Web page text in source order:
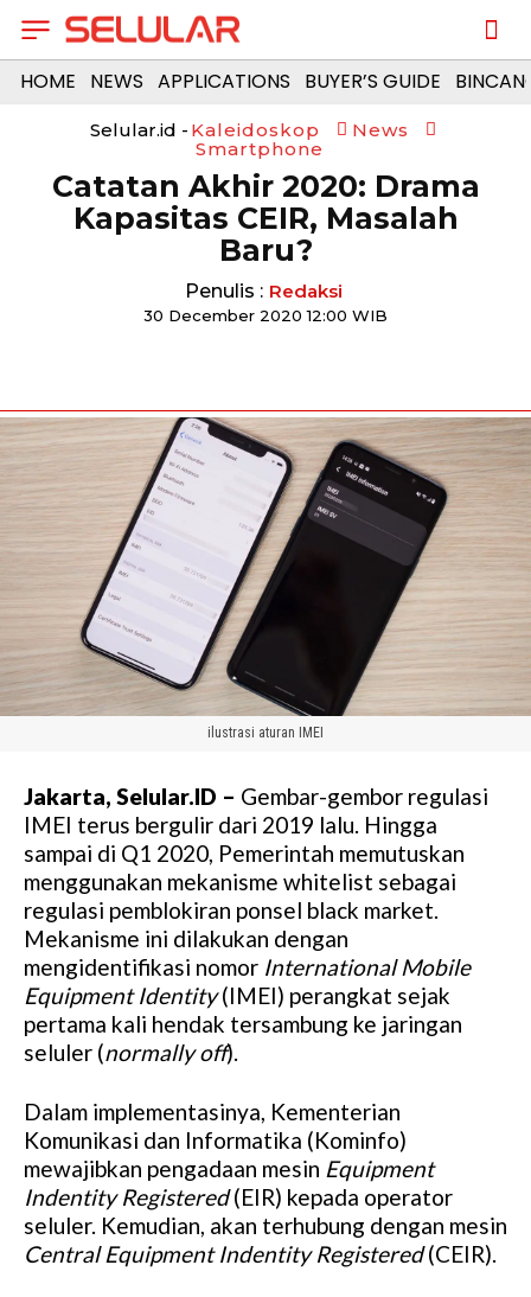
HOME NEWS APPLICATIONS BUYER’S GUIDE
Selular.id - Kaleidoskop
News
Smartphone
Catatan Akhir 2020: Drama
Kapasitas CEIR, Masalah
Baru?
Penulis : Redaksi
30 December 2020 12:00 WIB
ilustrasi aturan IMEI
Jakarta, Selular.ID – Gembar-gembor regulasi
IMEI terus bergulir dari 2019 lalu. Hingga
sampai di Q1 2020, Pemerintah memutuskan
menggunakan mekanisme whitelist sebagai
regulasi pemblokiran ponsel black market.
Mekanisme ini dilakukan dengan
mengidentifikasi nomor International Mobile
Equipment Identity(IMEI) perangkat sejak
pertama kali hendak tersambung ke jaringan
seluler (normally off).
Dalam implementasinya, Kementerian
Komunikasi dan Informatika (Kominfo)
mewajibkan pengadaan mesin Equipment
Indentity Registered(EIR) kepada operator
seluler. Kemudian, akan terhubung dengan mesin
Central Equipment Indentity Registered(CEIR).